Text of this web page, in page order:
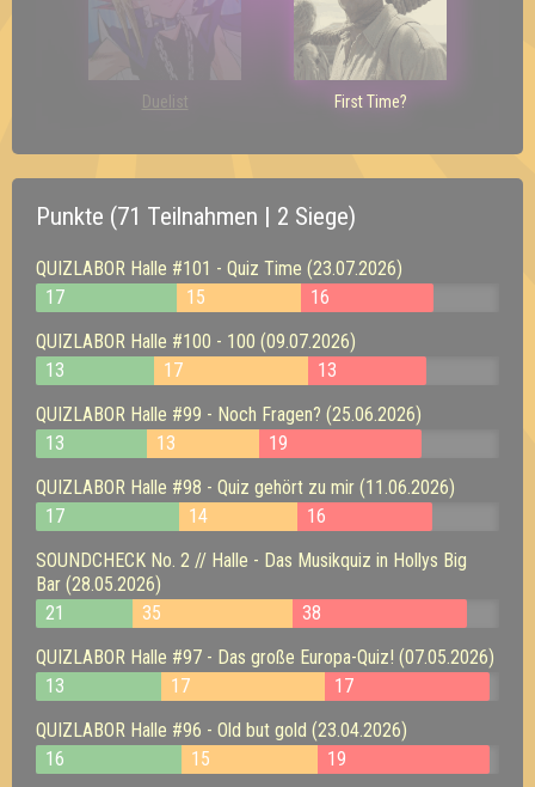
Duelist First Time?
Punkte (71 Teilnahmen | 2 Siege)
QUIZLABOR Halle #101 - Quiz Time (23.07.2026)
17
15
16
QUIZLABOR Halle #100 - 100 (09.07.2026)
13
17
13
QUIZLABOR Halle #99 - Noch Fragen? (25.06.2026)
13
13
19
QUIZLABOR Halle #98 - Quiz gehört zu mir (11.06.2026)
17
14
16
SOUNDCHECK No. 2 // Halle - Das Musikquiz in Hollys Big
Bar (28.05.2026)
21
35
38
QUIZLABOR Halle #97 - Das große Europa-Quiz! (07.05.2026)
13
17
17
QUIZLABOR Halle #96 - Old but gold (23.04.2026)
16
15
19